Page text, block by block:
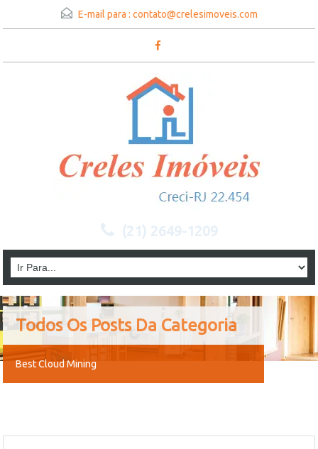
E-mail para : contato@crelesimoveis.com
(21) 2649-1209
Todos Os Posts Da Categoria
Best Cloud Mining